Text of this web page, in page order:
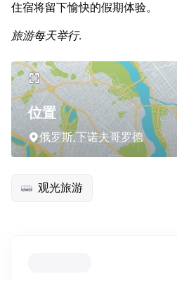
住宿将留下愉快的假期体验。
旅游每天举行.
位置
俄罗斯,下诺夫哥罗德
观光旅游